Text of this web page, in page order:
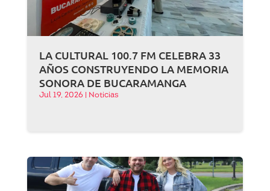
LA CULTURAL 100.7 FM CELEBRA 33
AÑOS CONSTRUYENDO LA MEMORIA
SONORA DE BUCARAMANGA
Jul 19, 2026 Noticias